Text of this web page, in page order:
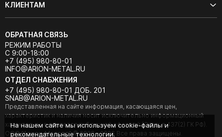
КЛИЕНТАМ
ОБРАТНАЯ СВЯЗЬ
РЕЖИМ РАБОТЫ
С 9:00-18:00
+7 (495) 980-80-01
INFO@ARION-METAL.RU
ОТДЕЛ СНАБЖЕНИЯ
+7 (495) 980-80-01 ДОБ. 201
SNAB@ARION-METAL.RU
Представленная на сайте информация, касающаяся цен,
характеристик и наличия носит исключительно информационный
характер и не является публичной офертой (Статья 437(2) ГК РФ).
ООО "Арион-Металл" © 2020 - 2026 Все права защищены.
На нашем сайте мы используем cookie-файлы и
рекомендательные технологии.